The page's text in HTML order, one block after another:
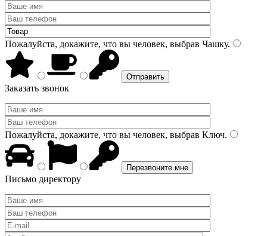
Пожалуйста, докажите, что вы человек, выбрав Чашку.
Заказать звонок
Пожалуйста, докажите, что вы человек, выбрав Ключ.
Письмо директору